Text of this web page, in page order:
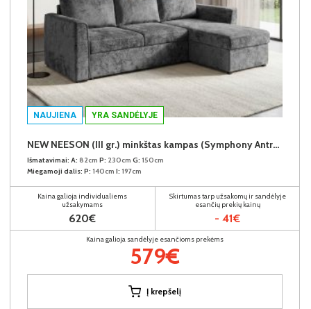
NAUJIENA YRA SANDĖLYJE
NEW NEESON (III gr.) minkštas kampas (Symphony Antracite-20)
Išmatavimai: A: 82cm P: 230cm G: 150cm
Miegamoji dalis: P: 140cm I: 197cm
Kaina galioja individualiems
užsakymams
620€
Skirtumas tarp užsakomų ir sandėlyje
esančių prekių kainų
- 41€
Kaina galioja sandėlyje esančioms prekėms
579€
Į krepšelį